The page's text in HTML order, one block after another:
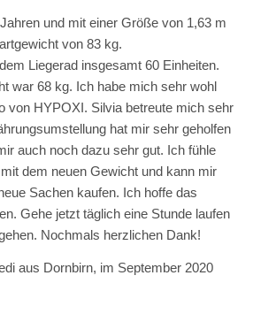
und mit einer Größe von 1,63 m
von 83 kg.
Liegerad insgesamt 60 Einheiten.
war 68 kg. Ich habe mich sehr wohl
von HYPOXI. Silvia betreute mich sehr
hat mir sehr geholfen
auch noch dazu sehr gut. Ich fühle
dem neuen Gewicht und kann mir
Sachen kaufen. Ich hoffe das
Gehe jetzt täglich eine Stunde laufen
Nochmals herzlichen Dank!
aus Dornbirn, im September 2020